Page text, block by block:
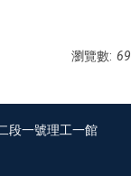
瀏覽數: 69
段一號理工一館